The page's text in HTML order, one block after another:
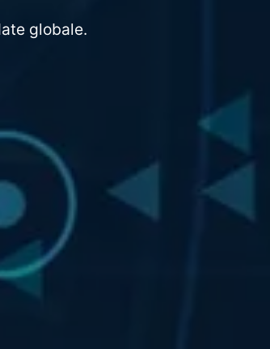
globale.